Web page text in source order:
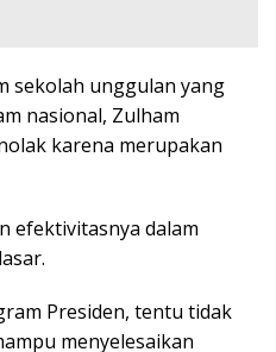
sekolah unggulan yang
nasional, Zulham
karena merupakan
efektivitasnya dalam
Presiden, tentu tidak
menyelesaikan